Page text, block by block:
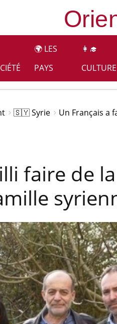
🌍 LES
PAYS
👩‍🎓
CULTURE
🇸🇾 Syrie Un Français a
faire de